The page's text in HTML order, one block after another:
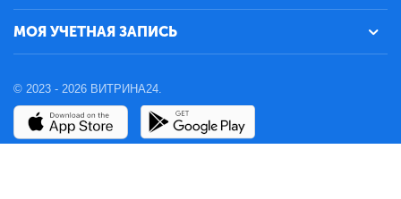
МОЯ УЧЕТНАЯ ЗАПИСЬ
© 2023 - 2026 ВИТРИНА24.